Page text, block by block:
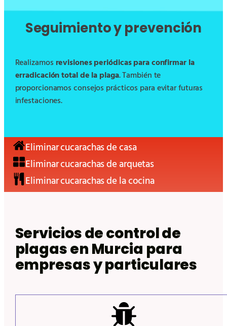
Seguimiento y prevención
Realizamos revisiones periódicas para confirmar la
erradicación total de la plaga. También te
proporcionamos consejos prácticos para evitar futuras
infestaciones.
Eliminar cucarachas de casa
Eliminar cucarachas de arquetas
Eliminar cucarachas de la cocina
Servicios de control de
plagas en Murcia para
empresas y particulares